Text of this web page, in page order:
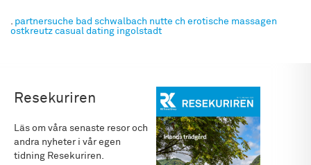
partnersuche bad schwalbach nutte ch erotische massagen
ostkreutz casual dating ingolstadt
Resekuriren
Läs om våra senaste resor och
andra nyheter i vår egen
tidning Resekuriren.